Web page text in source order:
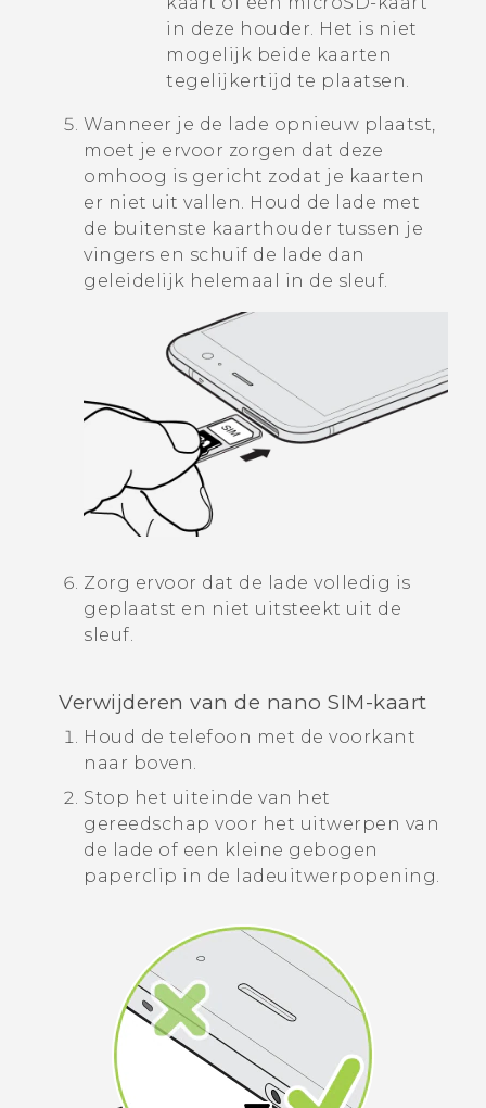
in deze houder. Het is niet
mogelijk beide kaarten
tegelijkertijd te plaatsen.
Wanneer je de lade opnieuw plaatst,
moet je ervoor zorgen dat deze
omhoog is gericht zodat je kaarten
er niet uit vallen. Houd de lade met
de buitenste kaarthouder tussen je
vingers en schuif de lade dan
geleidelijk helemaal in de sleuf.
Zorg ervoor dat de lade volledig is
geplaatst en niet uitsteekt uit de
sleuf.
Verwijderen van de nano SIM-kaart
Houd de telefoon met de voorkant
naar boven.
Stop het uiteinde van het
gereedschap voor het uitwerpen van
de lade of een kleine gebogen
paperclip in de ladeuitwerpopening.